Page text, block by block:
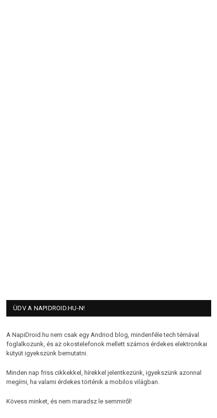
ÜDV A NAPIDROID.HU-N!
A NapiDroid.hu nem csak egy Andriod blog, mindenféle tech témával
foglalkozunk, és az okostelefonok mellett számos érdekes elektronikai
kütyüt igyekszünk bemutatni.
Minden nap friss cikkekkel, hírekkel jelentkezünk, igyekszünk azonnal
megírni, ha valami érdekes történik a mobilos világban.
Kövess minket, és nem maradsz le semmiről!